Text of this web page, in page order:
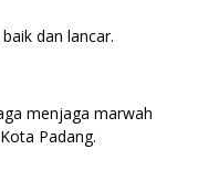
dan lancar.
menjaga marwah
Padang.